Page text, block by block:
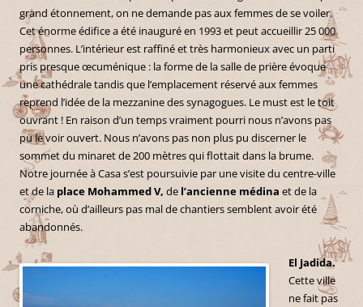
grand étonnement, on ne demande pas aux femmes de se voiler.
Cet énorme édifice a été inauguré en 1993 et peut accueillir 25 000
personnes. L’intérieur est raffiné et très harmonieux avec un parti
pris presque œcuménique : la forme de la salle de prière évoque
une cathédrale tandis que l’emplacement réservé aux femmes
reprend l’idée de la mezzanine des synagogues. Le must est le toit
ouvrant ! En raison d’un temps vraiment pourri nous n’avons pas
pu le voir ouvert. Nous n’avons pas non plus pu discerner le
sommet du minaret de 200 mètres qui flottait dans la brume.
Notre journée à Casa s’est poursuivie par une visite du centre-ville
et de la place Mohammed V, de l’ancienne médina et de la
corniche, où d’ailleurs pas mal de chantiers semblent avoir été
abandonnés.
El Jadida.
Cette ville
ne fait pas